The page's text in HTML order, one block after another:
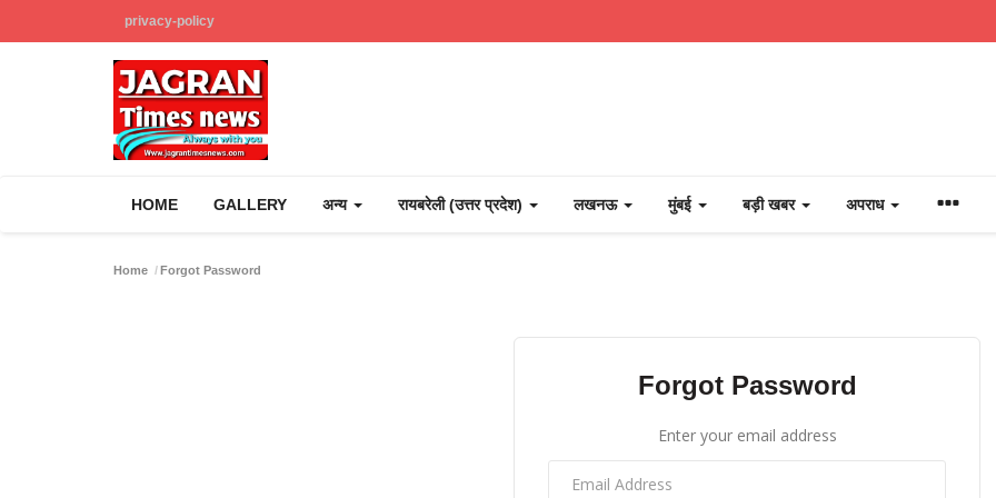
privacy-policy
HOME GALLERY अन्य रायबरेली (उत्तर प्रदेश) लखनऊ मुंबई बड़ी खबर अपराध
Home Forgot Password
Forgot Password
Enter your email address